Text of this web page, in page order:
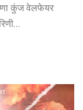
कुंज वेलफेयर